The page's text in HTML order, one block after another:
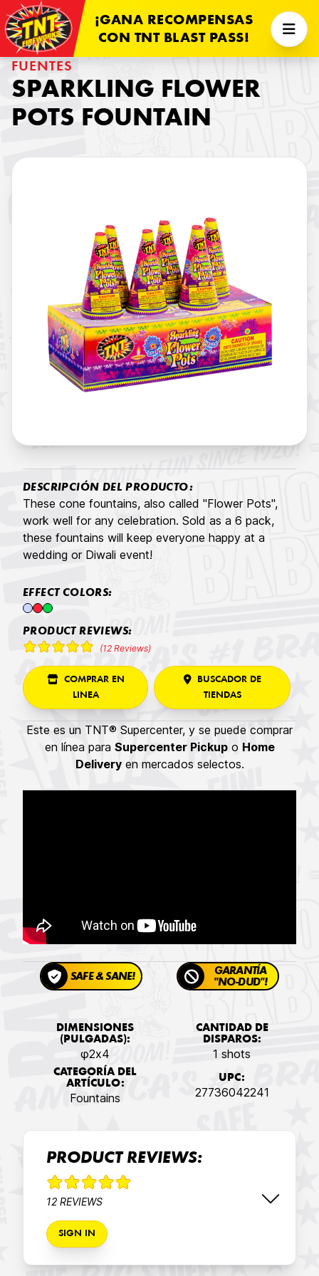
¡GANA RECOMPENSAS
CON TNT BLAST PASS!
FUENTES
SPARKLING FLOWER
POTS FOUNTAIN
DESCRIPCIÓN DEL PRODUCTO:
These cone fountains, also called "Flower Pots",
work well for any celebration. Sold as a 6 pack,
these fountains will keep everyone happy at a
wedding or Diwali event!
EFFECT COLORS:
PRODUCT REVIEWS:
(12 Reviews)
COMPRAR EN
LINEA
BUSCADOR DE
TIENDAS
Este es un TNT® Supercenter, y se puede comprar
en línea para Supercenter Pickupo Home
Deliveryen mercados selectos.
SAFE & SANE!
GARANTÍA
"NO-DUD"!
DIMENSIONES
(PULGADAS):
φ2x4
CANTIDAD DE
DISPAROS:
1 shots
CATEGORÍA DEL
ARTÍCULO:
Fountains
UPC:
27736042241
PRODUCT REVIEWS:
12 REVIEWS
SIGN IN